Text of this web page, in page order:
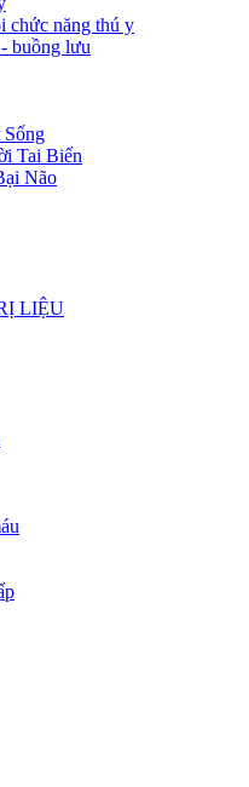
chức năng thú y
buồng lưu
Tai Biến
Não
LIỆU